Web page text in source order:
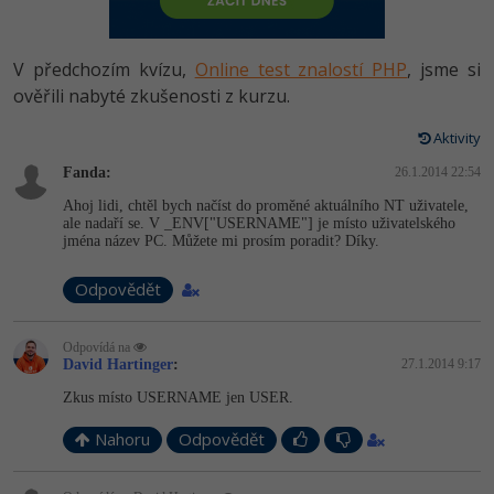
HTML5, CSS3, Bootstrap, SEO
SQL a databáze
UML a návrhové vzory
React
Spring
ASP.NET MVC
Django
Best practices
PHP
JavaScript
HTML / CSS
UML a návrhové vzory
MySQL/MariaDB
MS-SQL
SQLite
Vývojář mobilních aplikací
Specialista na AI a bigdata
Tester
Systémový administrátor
3D grafik
Projektový manažer
-80%
JavaScript -80%
Swift -80%
Kotlin
SQL
V předchozím kvízu, Online test znalostí PHP, jsme si
ověřili nabyté zkušenosti z kurzu.
Aktivity
Fanda: 26.1.2014 22:54
Ahoj lidi, chtěl bych načíst do proměné aktuálního NT uživatele,
ale nadaří se. V _ENV["USERNAME"] je místo uživatelského
jména název PC. Můžete mi prosím poradit? Díky.
Odpovědět
Odpovídá na
David Hartinger: 27.1.2014 9:17
Zkus místo USERNAME jen USER.
Nahoru Odpovědět